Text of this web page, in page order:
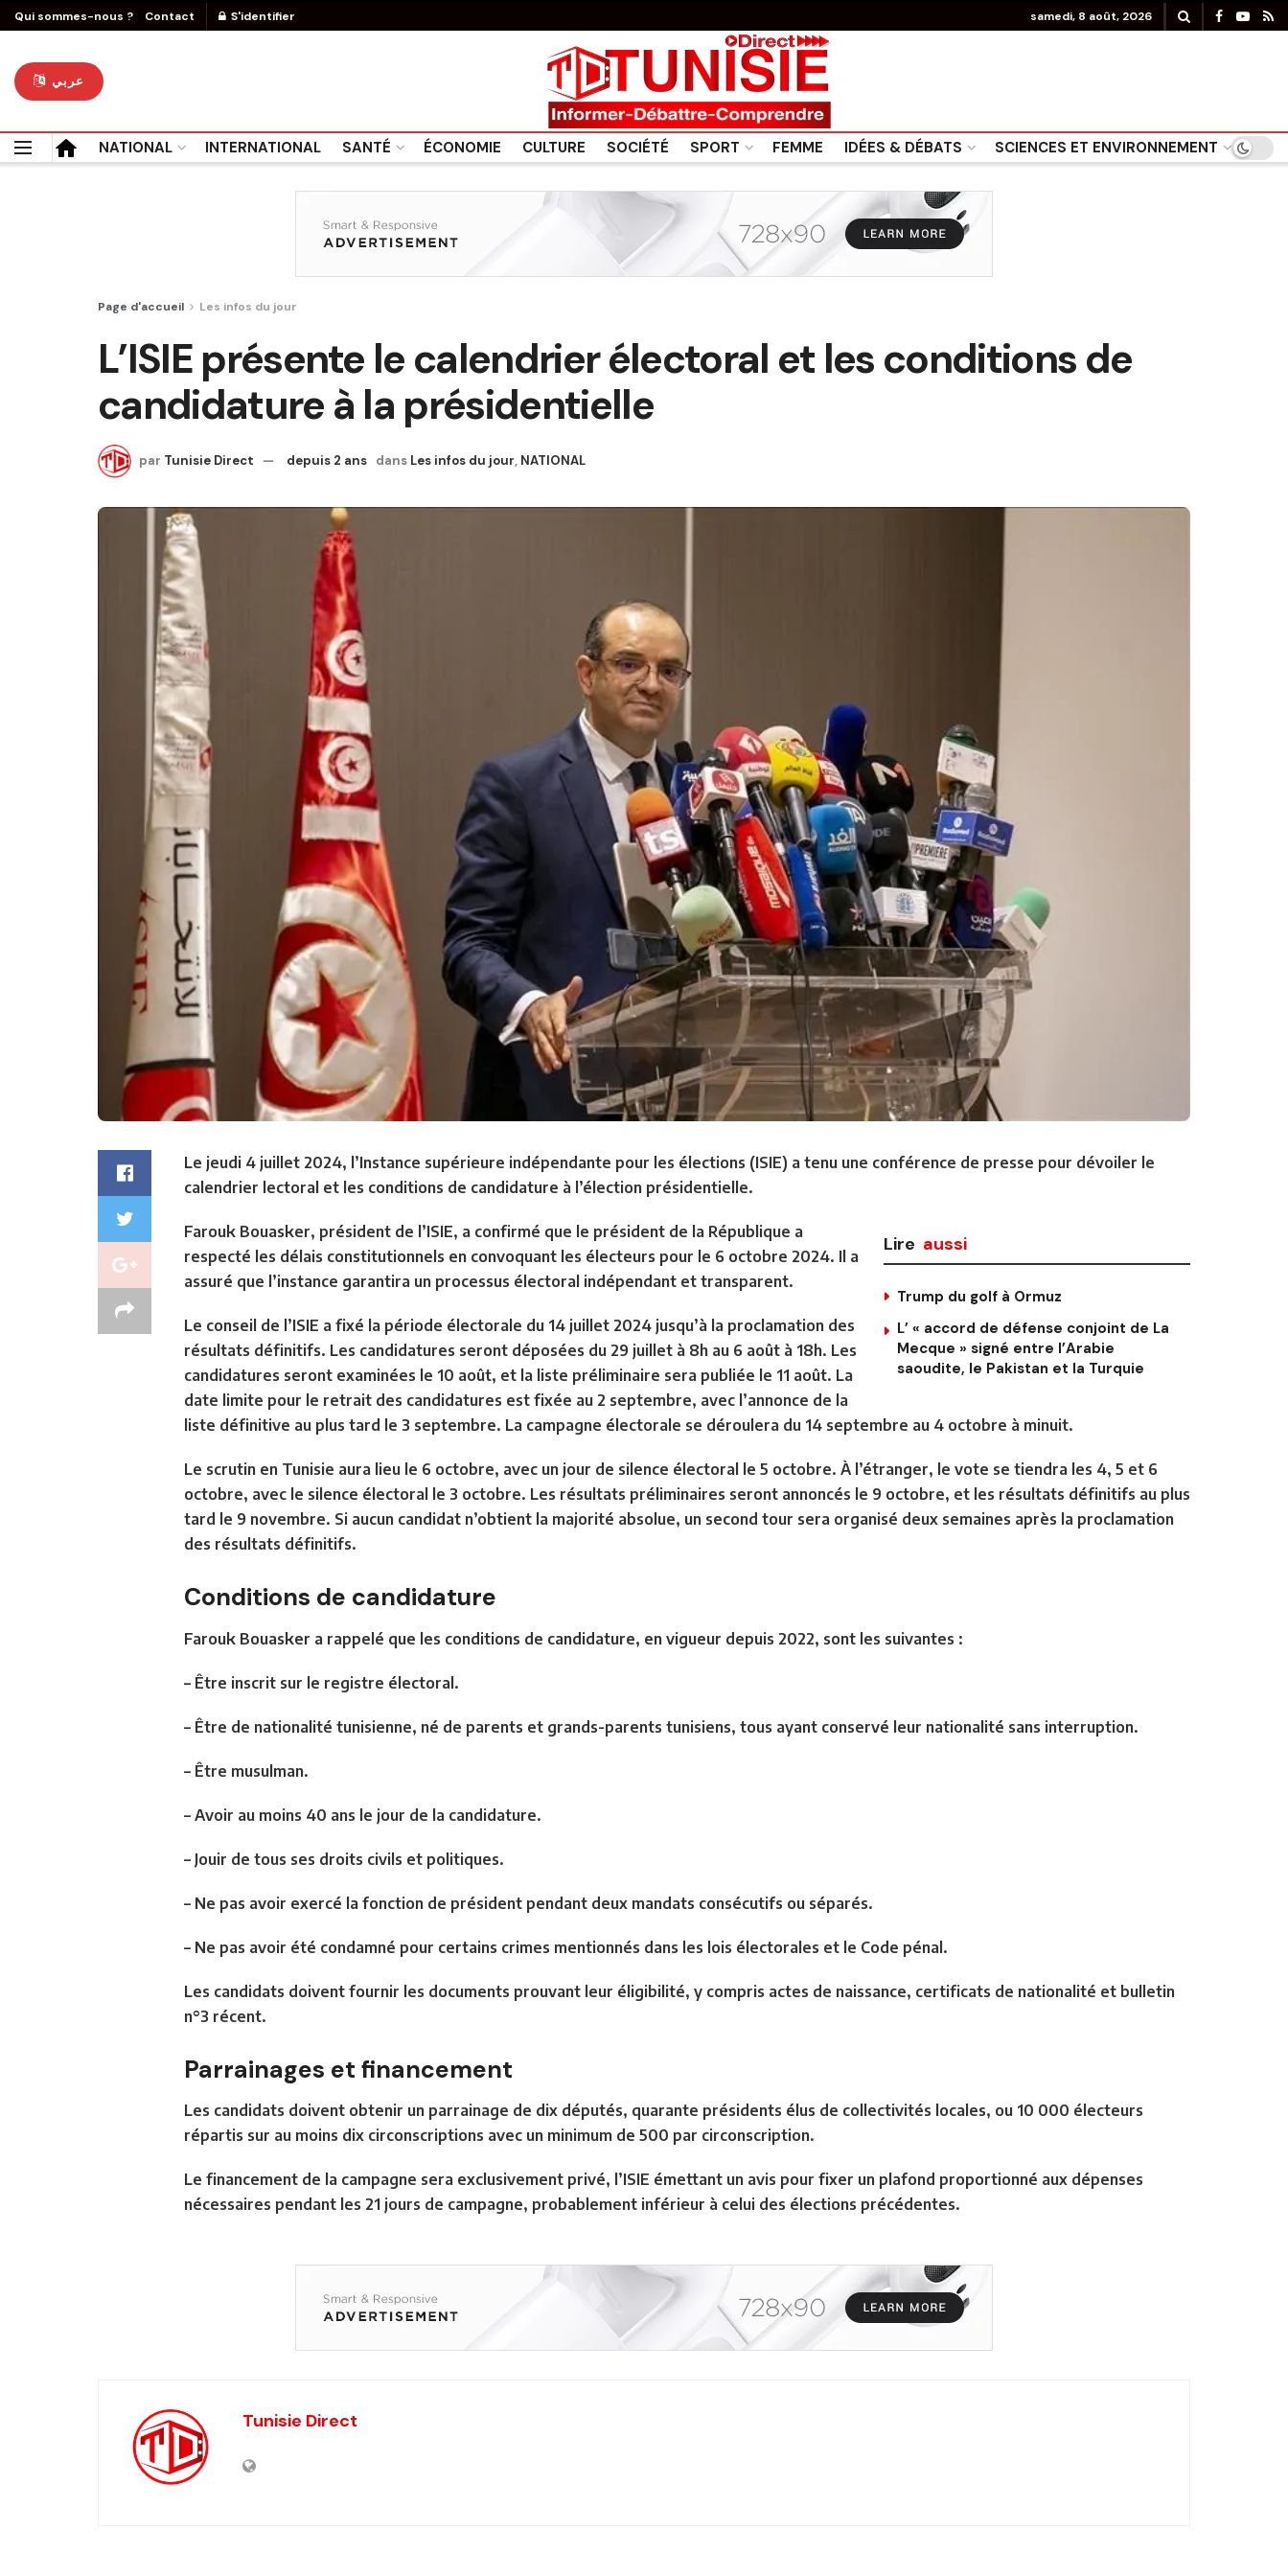
Qui sommes-nous ? Contact S'identifier samedi, 8 août, 2026
عربي
NATIONAL INTERNATIONAL SANTÉ ÉCONOMIE CULTURE SOCIÉTÉ SPORT FEMME IDÉES & DÉBATS SCIENCES ET ENVIRONNEMENT
Page d'accueil Les infos du jour
L’ISIE présente le calendrier électoral et les conditions de
candidature à la présidentielle
par Tunisie Direct depuis 2 ans dans Les infos du jour, NATIONAL
Le jeudi 4 juillet 2024, l’Instance supérieure indépendante pour les élections (ISIE) a tenu une conférence de presse pour dévoiler le
calendrier lectoral et les conditions de candidature à l’élection présidentielle.
Lire aussi
Trump du golf à Ormuz
L’ « accord de défense conjoint de La
Mecque » signé entre l’Arabie
saoudite, le Pakistan et la Turquie
Farouk Bouasker, président de l’ISIE, a confirmé que le président de la République a
respecté les délais constitutionnels en convoquant les électeurs pour le 6 octobre 2024. Il a
assuré que l’instance garantira un processus électoral indépendant et transparent.
Le conseil de l’ISIE a fixé la période électorale du 14 juillet 2024 jusqu’à la proclamation des
résultats définitifs. Les candidatures seront déposées du 29 juillet à 8h au 6 août à 18h. Les
candidatures seront examinées le 10 août, et la liste préliminaire sera publiée le 11 août. La
date limite pour le retrait des candidatures est fixée au 2 septembre, avec l’annonce de la
liste définitive au plus tard le 3 septembre. La campagne électorale se déroulera du 14 septembre au 4 octobre à minuit.
Le scrutin en Tunisie aura lieu le 6 octobre, avec un jour de silence électoral le 5 octobre. À l’étranger, le vote se tiendra les 4, 5 et 6
octobre, avec le silence électoral le 3 octobre. Les résultats préliminaires seront annoncés le 9 octobre, et les résultats définitifs au plus
tard le 9 novembre. Si aucun candidat n’obtient la majorité absolue, un second tour sera organisé deux semaines après la proclamation
des résultats définitifs.
Conditions de candidature
Farouk Bouasker a rappelé que les conditions de candidature, en vigueur depuis 2022, sont les suivantes :
– Être inscrit sur le registre électoral.
– Être de nationalité tunisienne, né de parents et grands-parents tunisiens, tous ayant conservé leur nationalité sans interruption.
– Être musulman.
– Avoir au moins 40 ans le jour de la candidature.
– Jouir de tous ses droits civils et politiques.
– Ne pas avoir exercé la fonction de président pendant deux mandats consécutifs ou séparés.
– Ne pas avoir été condamné pour certains crimes mentionnés dans les lois électorales et le Code pénal.
Les candidats doivent fournir les documents prouvant leur éligibilité, y compris actes de naissance, certificats de nationalité et bulletin
n°3 récent.
Parrainages et financement
Les candidats doivent obtenir un parrainage de dix députés, quarante présidents élus de collectivités locales, ou 10 000 électeurs
répartis sur au moins dix circonscriptions avec un minimum de 500 par circonscription.
Le financement de la campagne sera exclusivement privé, l’ISIE émettant un avis pour fixer un plafond proportionné aux dépenses
nécessaires pendant les 21 jours de campagne, probablement inférieur à celui des élections précédentes.
Tunisie Direct